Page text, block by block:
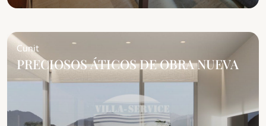
Cunit
PRECIOSOS ÁTICOS DE OBRA NUEVA